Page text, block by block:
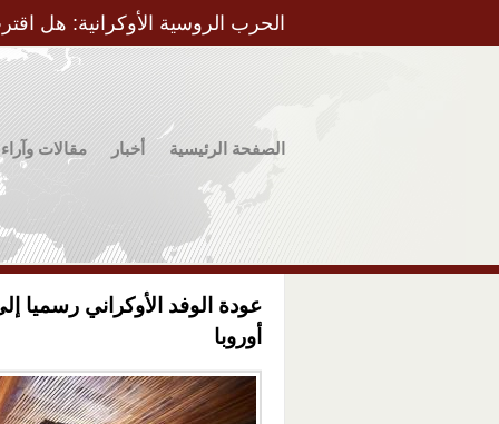
الحرب الروسية الأوكرانية: هل
الصفحة الرئيسية أخبار مقالات وآراء
عودة الوفد الأوكراني رسميا
أوروبا